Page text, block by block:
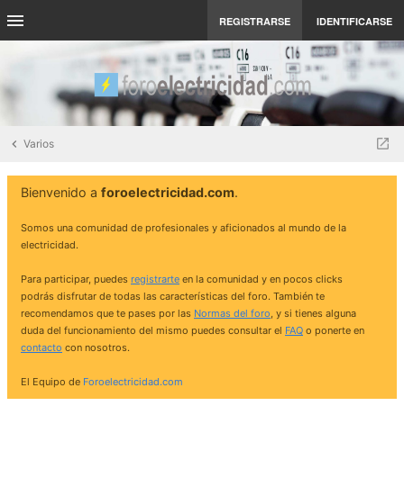
REGISTRARSE IDENTIFICARSE
Varios
Bienvenido a foroelectricidad.com.
Somos una comunidad de profesionales y aficionados al mundo de la
electricidad.
Para participar, puedes registrarte en la comunidad y en pocos clicks
podrás disfrutar de todas las características del foro. También te
recomendamos que te pases por las Normas del foro, y si tienes alguna
duda del funcionamiento del mismo puedes consultar el FAQ o ponerte en
contacto con nosotros.
El Equipo de Foroelectricidad.com